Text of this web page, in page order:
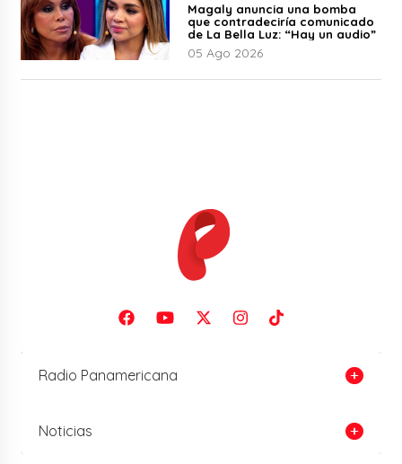
Magaly anuncia una bomba
que contradeciría comunicado
de La Bella Luz: “Hay un audio”
05 Ago 2026
Radio Panamericana
Noticias